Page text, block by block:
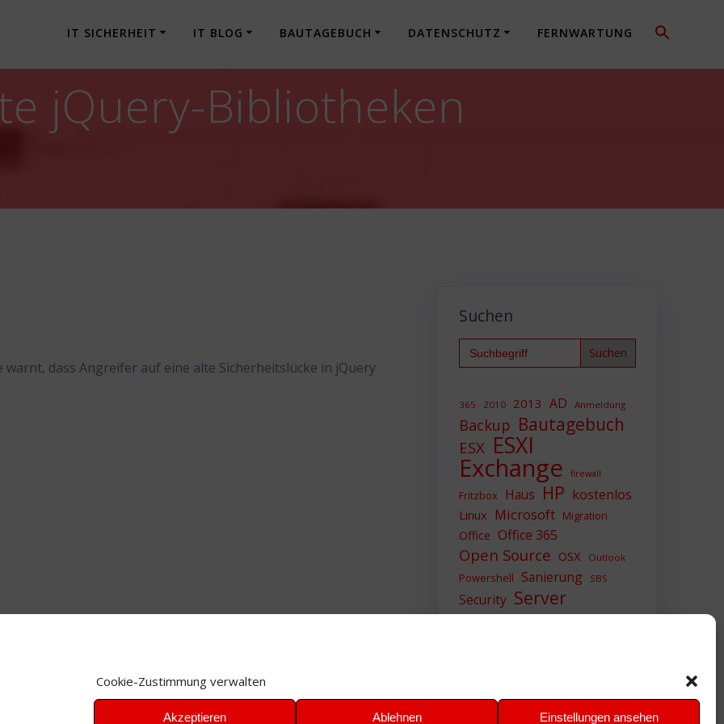
Cookie-Zustimmung verwalten
Akzeptieren Ablehnen Einstellungen ansehen
IT SICHERHEIT IT BLOG BAUTAGEBUCH DATENSCHUTZ FERNWARTUNG
jQuery-Bibliotheken
dass Angreifer auf eine alte Sicherheitslücke in jQuery
Suchen
Search
for:
365 2010 2013 AD Anmeldung
Backup Bautagebuch
ESX ESXI
Exchange firewall
Fritzbox Haus HP kostenlos
Linux Microsoft Migration
Office Office 365
Open Source OSX Outlook
Powershell Sanierung SBS
Security Server
Sicherheit SIEM
VMWare VPN WAZUH